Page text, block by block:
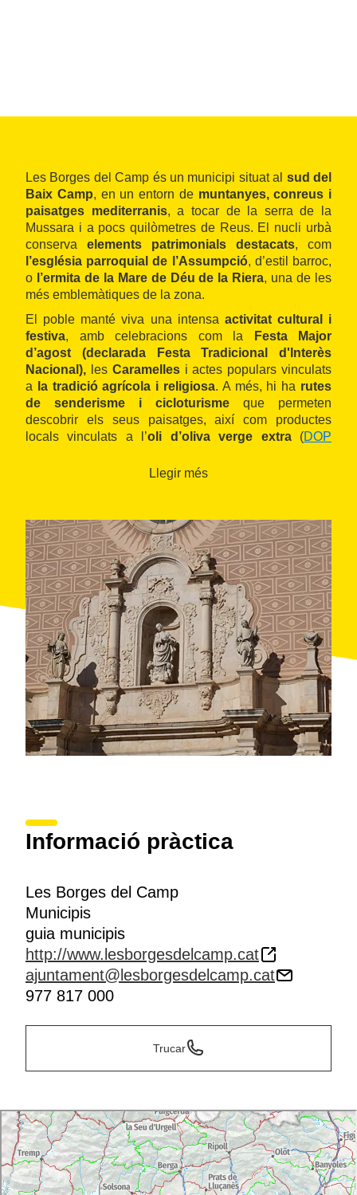
Les Borges del Camp és un municipi situat al sud del
Baix Camp, en un entorn de muntanyes, conreus i
paisatges mediterranis, a tocar de la serra de la
Mussara i a pocs quilòmetres de Reus. El nucli urbà
conserva elements patrimonials destacats, com
l’església parroquial de l’Assumpció, d’estil barroc,
o l’ermita de la Mare de Déu de la Riera, una de les
més emblemàtiques de la zona.
El poble manté viva una intensa activitat cultural i
festiva, amb celebracions com la
Festa Major
d’agost (declarada Festa Tradicional d'Interès
Nacional), les Caramellesi actes populars vinculats
a
la tradició agrícola i religiosa. A més, hi ha rutes
de senderisme i cicloturisme que permeten
descobrir els seus paisatges, així com productes
locals vinculats a l’oli d’oliva verge extra (DOP
ideal per als qui busquen tranquil·litat, patrimoni i
Llegir més
Informació pràctica
Les Borges del Camp
Municipis
guia municipis
http://www.lesborgesdelcamp.cat
ajuntament@lesborgesdelcamp.cat
977 817 000
Trucar